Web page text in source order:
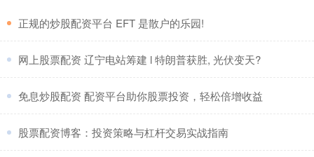
​正规的炒股配资平台 EFT 是散户的乐园!
​网上股票配资 辽宁电站筹建 l 特朗普获胜, 光伏变天?
​免息炒股配资 配资平台助你股票投资，轻松倍增收益
​股票配资博客：投资策略与杠杆交易实战指南